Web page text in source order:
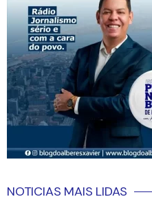
NOTICIAS MAIS LIDAS